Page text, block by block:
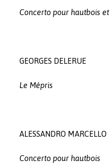
Concerto pour hautbois
GEORGES DELERUE
Le Mépris
ALESSANDRO MARCELLO
Concerto pour hautbois